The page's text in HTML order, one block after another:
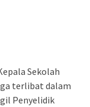
Sekolah
terlibat dalam
Penyelidik